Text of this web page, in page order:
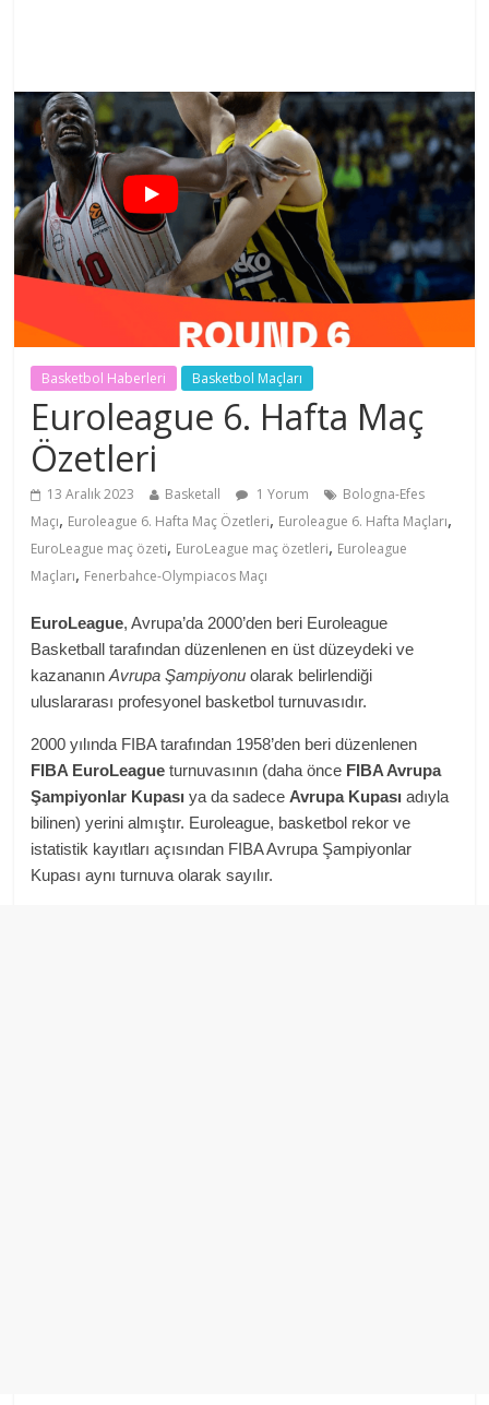
Basketbol Haberleri Basketbol Maçları
Euroleague 6. Hafta Maç
Özetleri
13 Aralık 2023 Basketall 1 Yorum
Bologna-Efes
Maçı, Euroleague 6. Hafta Maç Özetleri, Euroleague 6. Hafta Maçları,
EuroLeague maç özeti, EuroLeague maç özetleri, Euroleague
Maçları, Fenerbahce-Olympiacos Maçı
EuroLeague, Avrupa’da 2000’den beri Euroleague
Basketball tarafından düzenlenen en üst düzeydeki ve
kazananınAvrupa Şampiyonu olarak belirlendiği
uluslararası profesyonel basketbol turnuvasıdır.
2000 yılında FIBA tarafından 1958’den beri düzenlenen
FIBA EuroLeague turnuvasının (daha önce FIBA Avrupa
Şampiyonlar Kupası ya da sadece Avrupa Kupası adıyla
bilinen) yerini almıştır. Euroleague, basketbol rekor ve
istatistik kayıtları açısından FIBA Avrupa Şampiyonlar
Kupası aynı turnuva olarak sayılır.